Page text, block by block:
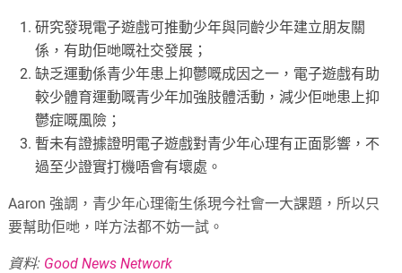
研究發現電子遊戲可推動少年與同齡少年建立朋友關
係，有助佢哋嘅社交發展；
缺乏運動係青少年患上抑鬱嘅成因之一，電子遊戲有助
較少體育運動嘅青少年加強肢體活動，減少佢哋患上抑
鬱症嘅風險；
暫未有證據證明電子遊戲對青少年心理有正面影響，不
過至少證實打機唔會有壞處。
Aaron 強調，青少年心理衛生係現今社會一大課題，所以只
要幫助佢哋，咩方法都不妨一試。
資料: Good News Network